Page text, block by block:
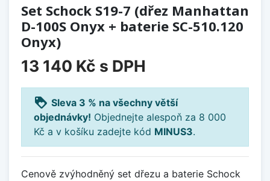
Set Schock S19-7 (dřez Manhattan
D-100S Onyx + baterie SC-510.120
Onyx)
13 140 Kč s DPH
loyalty Sleva 3 % na všechny větší
objednávky! Objednejte alespoň za 8 000
Kč a v košíku zadejte kód MINUS3.
Cenově zvýhodněný set dřezu a baterie Schock